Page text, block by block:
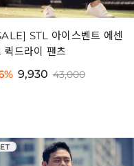
STL 아이스벤트 에센
퀵드라이 팬츠
9,930 43,000